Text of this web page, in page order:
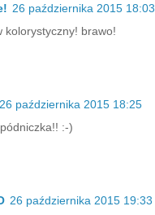
26 października 2015 18:03
kolorystyczny! brawo!
26 października 2015 18:25
:-)
26 października 2015 19:33